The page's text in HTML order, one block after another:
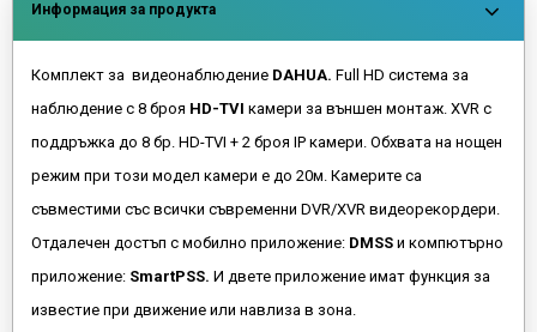
Информация за продукта
Комплект за видеонаблюдение DAHUA. Full HD система за
наблюдение с 8 броя HD-TVI камери за външен монтаж. XVR с
поддръжка до 8 бр. HD-TVI + 2 броя IP камери. Обхвата на нощен
режим при този модел камери е до 20м. Камерите са
съвместими със всички съвременни DVR/XVR видеорекордери.
Отдалечен достъп с мобилно приложение: DMSS и компютърно
приложение: SmartPSS. И двете приложение имат функция за
известие при движение или навлиза в зона.